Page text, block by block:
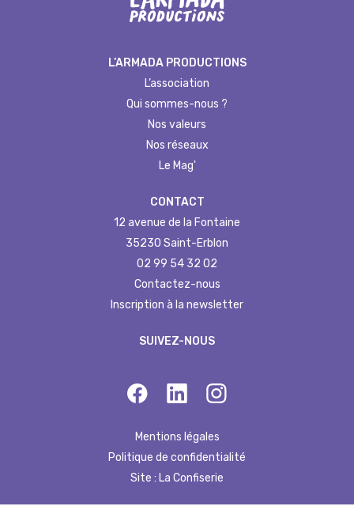
L’ARMADA PRODUCTIONS
L’association
Qui sommes-nous ?
Nos valeurs
Nos réseaux
Le Mag'
CONTACT
12 avenue de la Fontaine
35230 Saint-Erblon
02 99 54 32 02
Contactez-nous
Inscription à la newsletter
SUIVEZ-NOUS
Mentions légales
Politique de confidentialité
Site : La Confiserie